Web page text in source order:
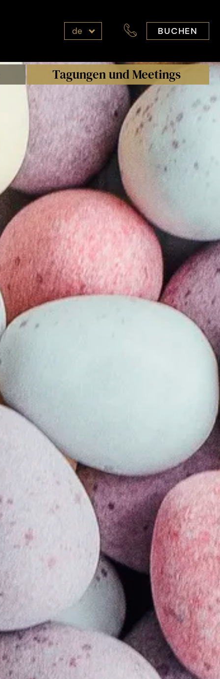
de BUCHEN
Tagungen und Meetings